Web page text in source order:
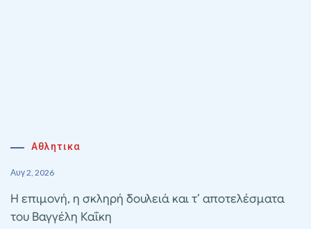
Αθλητικα
Αυγ 2, 2026
Η επιμονή, η σκληρή δουλειά και τ’ αποτελέσματα
του Βαγγέλη Καΐκη